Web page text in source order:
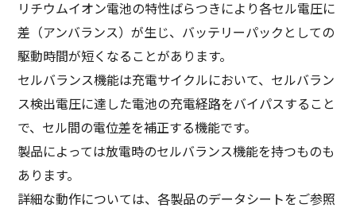
リチウムイオン電池の特性ばらつきにより各セル電圧に
差（アンバランス）が生じ、バッテリーパックとしての
駆動時間が短くなることがあります。
セルバランス機能は充電サイクルにおいて、セルバラン
ス検出電圧に達した電池の充電経路をバイパスすること
で、セル間の電位差を補正する機能です。
製品によっては放電時のセルバランス機能を持つものも
あります。
詳細な動作については、各製品のデータシートをご参照